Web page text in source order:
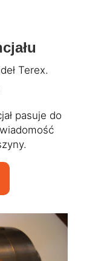
Terex.
pasuje do